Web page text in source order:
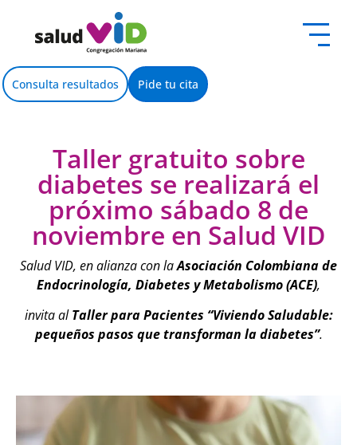
Consulta resultados Pide tu cita
Taller gratuito sobre
diabetes se realizará el
próximo sábado 8 de
noviembre en Salud VID
Salud VID, en alianza con laAsociación Colombiana de
Endocrinología, Diabetes y Metabolismo (ACE),
invita alTaller para Pacientes “Viviendo Saludable:
pequeños pasos que transforman la diabetes”.